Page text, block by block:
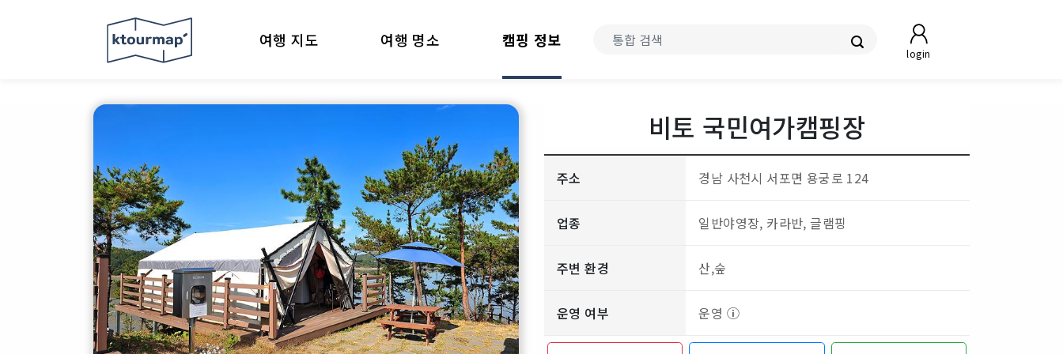
login
여행 지도 여행 명소 캠핑 정보
비토 국민여가캠핑장
주소 경남 사천시 서포면 용궁로 124
업종 일반야영장, 카라반, 글램핑
주변 환경 산,숲
운영 여부 운영 ⓘ